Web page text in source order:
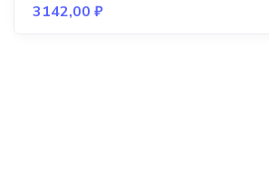
3142,00 ₽